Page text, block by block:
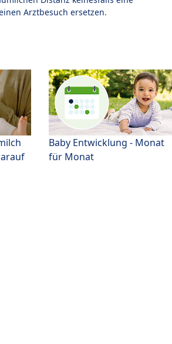
Arztbesuch ersetzen.
Baby Entwicklung - Monat
für Monat